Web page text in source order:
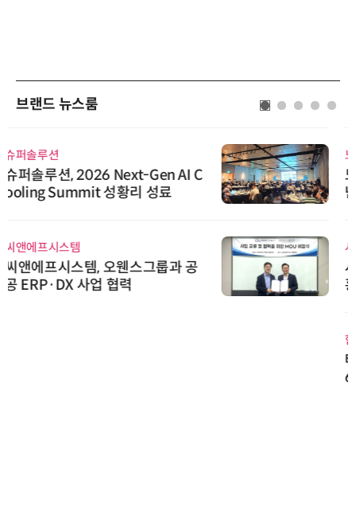
브랜드 뉴스룸
노보센스
노보센스, PWM 고주파 과도 간섭
난제 극복…차량용 전류 감지 증폭
시큐어링크
시큐어링크, 중소기업기술정보진
흥원 AI 초격차 R&D 사업 최종 선